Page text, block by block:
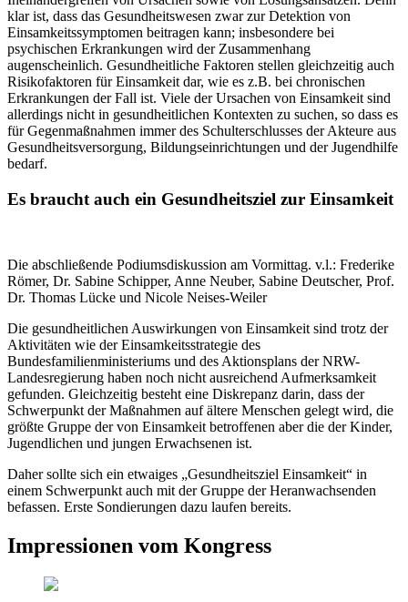
klar ist, dass das Gesundheitswesen zwar zur Detektion von
Einsamkeitssymptomen beitragen kann; insbesondere bei
psychischen Erkrankungen wird der Zusammenhang
augenscheinlich. Gesundheitliche Faktoren stellen gleichzeitig auch
Risikofaktoren für Einsamkeit dar, wie es z.B. bei chronischen
Erkrankungen der Fall ist. Viele der Ursachen von Einsamkeit sind
allerdings nicht in gesundheitlichen Kontexten zu suchen, so dass es
für Gegenmaßnahmen immer des Schulterschlusses der Akteure aus
Gesundheitsversorgung, Bildungseinrichtungen und der Jugendhilfe
bedarf.
Es braucht auch ein Gesundheitsziel zur Einsamkeit
Die abschließende Podiumsdiskussion am Vormittag. v.l.: Frederike
Römer, Dr. Sabine Schipper, Anne Neuber, Sabine Deutscher, Prof.
Dr. Thomas Lücke und Nicole Neises-Weiler
Die gesundheitlichen Auswirkungen von Einsamkeit sind trotz der
Aktivitäten wie der Einsamkeitsstrategie des
Bundesfamilienministeriums und des Aktionsplans der NRW-
Landesregierung haben noch nicht ausreichend Aufmerksamkeit
gefunden. Gleichzeitig besteht eine Diskrepanz darin, dass der
Schwerpunkt der Maßnahmen auf ältere Menschen gelegt wird, die
größte Gruppe der von Einsamkeit betroffenen aber die der Kinder,
Jugendlichen und jungen Erwachsenen ist.
Daher sollte sich ein etwaiges „Gesundheitsziel Einsamkeit“ in
einem Schwerpunkt auch mit der Gruppe der Heranwachsenden
befassen. Erste Sondierungen dazu laufen bereits.
Impressionen vom Kongress